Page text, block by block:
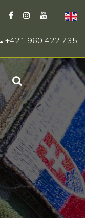
+421 960 422 735